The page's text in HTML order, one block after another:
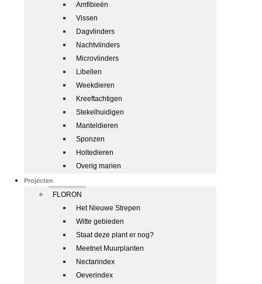
Amfibieën
Vissen
Dagvlinders
Nachtvlinders
Microvlinders
Libellen
Weekdieren
Kreeftachtigen
Stekelhuidigen
Manteldieren
Sponzen
Holtedieren
Overig marien
Projecten
FLORON
Het Nieuwe Strepen
Witte gebieden
Staat deze plant er nog?
Meetnet Muurplanten
Nectarindex
Oeverindex